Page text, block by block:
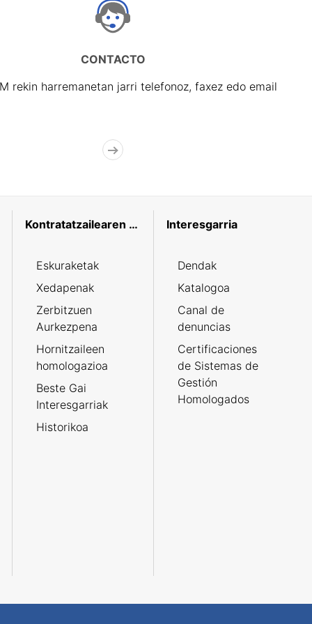
CONTACTO
rekin harremanetan jarri telefonoz, faxez edo email
Kontratatzailearen profila
Eskuraketak
Xedapenak
Zerbitzuen
Aurkezpena
Hornitzaileen
homologazioa
Beste Gai
Interesgarriak
Historikoa
Interesgarria
Dendak
Katalogoa
Canal de
denuncias
Certificaciones
de Sistemas de
Gestión
Homologados